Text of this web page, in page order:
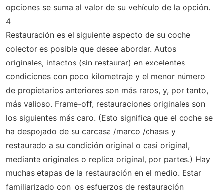
opciones se suma al valor de su vehículo de la opción.
4
Restauración es el siguiente aspecto de su coche
colector es posible que desee abordar. Autos
originales, intactos (sin restaurar) en excelentes
condiciones con poco kilometraje y el menor número
de propietarios anteriores son más raros, y, por tanto,
más valioso. Frame-off, restauraciones originales son
los siguientes más caro. (Esto significa que el coche se
ha despojado de su carcasa /marco /chasis y
restaurado a su condición original o casi original,
mediante originales o replica original, por partes.) Hay
muchas etapas de la restauración en el medio. Estar
familiarizado con los esfuerzos de restauración